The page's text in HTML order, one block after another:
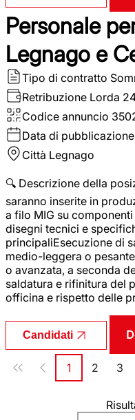
Personale
Legnago e
Tipo di contratto
Retribuzione Lorda
Codice annuncio
Data di pubblicazione
Città Legnago
🔍 Descrizione della
saranno inserite in
a filo MIG su
disegni tecnici e
principaliEsecuzione di
medio-leggera o
o avanzata, a seconda
saldatura e rifinitura del
officina e rispetto delle
Candidati
Paginazione
Pagina
1 Pagina
2 3